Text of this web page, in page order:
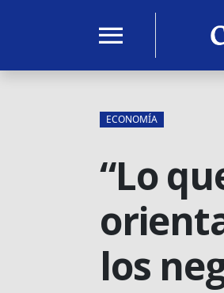
menu
ECONOMÍA
“Lo
los